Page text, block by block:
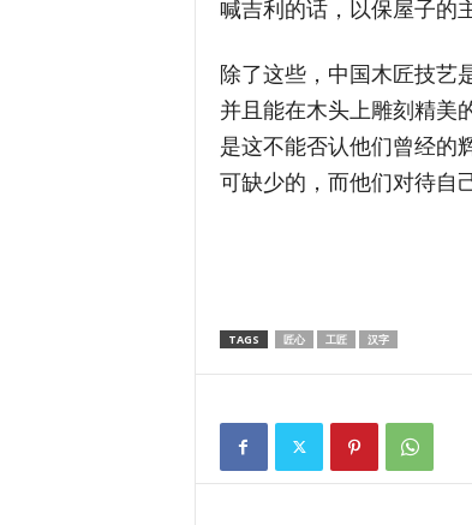
喊吉利的话，以保屋子的
除了这些，中国木匠技艺
并且能在木头上雕刻精美
是这不能否认他们曾经的
可缺少的，而他们对待自
TAGS 匠心 工匠 汉字